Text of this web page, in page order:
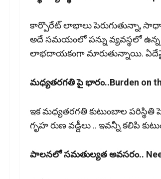
కార్పొరేట్ లాభాలు పెరుగుతున్నా,
అదే సమయంలో పన్ను వ్యవస్థలో ఉన్న
లాభదాయకంగా మారుతున్నాయి.
మధ్యతరగతి పై భారం..Burden on
ఇక మధ్యతరగతి కుటుంబాల పరిస్థితి
గృహ రుణ వడ్డీలు .. ఇవన్నీ కలిపి
పాలనలో సమతుల్యత అవసరం..